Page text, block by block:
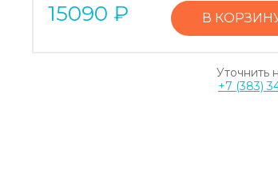
15090 ₽ В
Уточнить
+7 (383)